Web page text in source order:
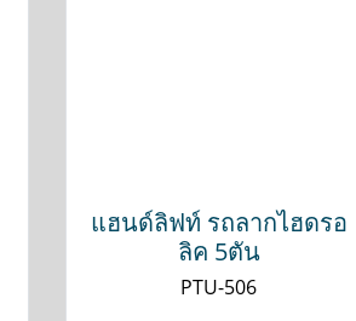
แฮนด์ลิฟท์ รถลากไฮดรอ
ลิค 5ตัน
PTU-506